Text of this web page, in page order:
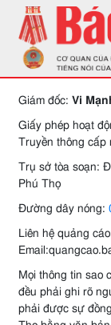
Giám đốc: Vi
Giấy phép hoạt
Truyền thông cấp
Trụ sở tòa soạn:
Phú Thọ
Đường dây nóng:
Liên hệ quảng
Mọi thông tin sao
đều phải ghi rõ
phải được sự